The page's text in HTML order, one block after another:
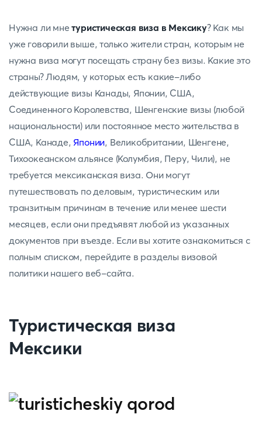
Нужна ли мнетуристическая виза в Мексику? Как мы
уже говорили выше, только жители стран, которым не
нужна виза могут посещать страну без визы. Какие это
страны? Людям, у которых есть какие-либо
действующие визы Канады, Японии, США,
Соединенного Королевства, Шенгенские визы (любой
национальности) или постоянное место жительства в
США, Канаде, Японии, Великобритании, Шенгене,
Тихоокеанском альянсе (Колумбия, Перу, Чили), не
требуется мексиканская виза. Они могут
путешествовать по деловым, туристическим или
транзитным причинам в течение или менее шести
месяцев, если они предъявят любой из указанных
документов при въезде. Если вы хотите ознакомиться с
полным списком, перейдите в разделы визовой
политики нашего веб-сайта.
Туристическая виза
Мексики